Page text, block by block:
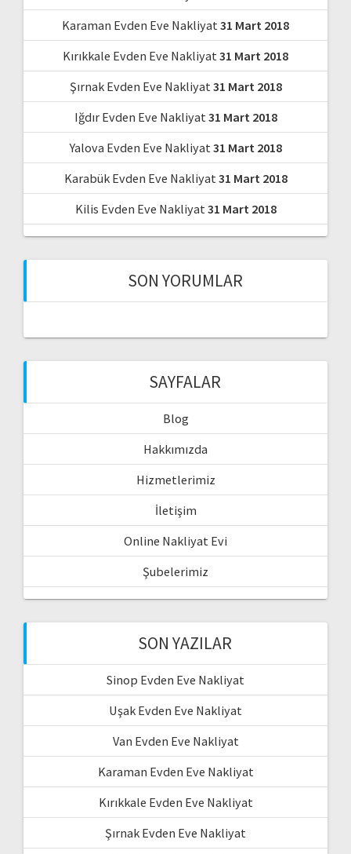
Karaman Evden Eve Nakliyat31 Mart 2018
Kırıkkale Evden Eve Nakliyat31 Mart 2018
Şırnak Evden Eve Nakliyat31 Mart 2018
Iğdır Evden Eve Nakliyat31 Mart 2018
Yalova Evden Eve Nakliyat31 Mart 2018
Karabük Evden Eve Nakliyat31 Mart 2018
Kilis Evden Eve Nakliyat31 Mart 2018
SON YORUMLAR
SAYFALAR
Blog
Hakkımızda
Hizmetlerimiz
İletişim
Online Nakliyat Evi
Şubelerimiz
SON YAZILAR
Sinop Evden Eve Nakliyat
Uşak Evden Eve Nakliyat
Van Evden Eve Nakliyat
Karaman Evden Eve Nakliyat
Kırıkkale Evden Eve Nakliyat
Şırnak Evden Eve Nakliyat